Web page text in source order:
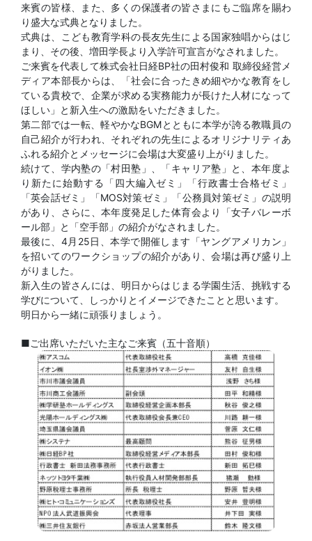
来賓の皆様、また、多くの保護者の皆さまにもご臨席を賜わ
り盛大な式典となりました。
式典は、こども教育学科の長友先生による国家独唱からはじ
まり、その後、増田学長より入学許可宣言がなされました。
ご来賓を代表して株式会社日経BP社の田村俊和 取締役経営メ
ディア本部長からは、「社会に合ったきめ細やかな教育をし
ている貴校で、企業が求める実務能力が長けた人材になって
ほしい」と新入生への激励をいただきました。
第二部では一転、軽やかなBGMとともに本学が誇る教職員の
自己紹介が行われ、それぞれの先生によるオリジナリティあ
ふれる紹介とメッセージに会場は大変盛り上がりました。
続けて、学内塾の「村田塾」、「キャリア塾」と、本年度よ
り新たに始動する「四大編入ゼミ」「行政書士合格ゼミ」
「英会話ゼミ」「MOS対策ゼミ」「公務員対策ゼミ」の説明
があり、さらに、本年度発足した体育会より「女子バレーボ
ール部」と「空手部」の紹介がなされました。
最後に、4月25日、本学で開催します「ヤングアメリカン」
を招いてのワークショップの紹介があり、会場は再び盛り上
がりました。
新入生の皆さんには、明日からはじまる学園生活、挑戦する
学びについて、しっかりとイメージできたことと思います。
明日から一緒に頑張りましょう。
■ご出席いただいた主なご来賓（五十音順）